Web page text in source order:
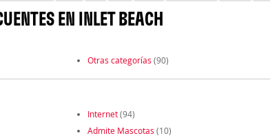
EN INLET BEACH
Otras categorías (90)
Internet(94)
Admite Mascotas (10)